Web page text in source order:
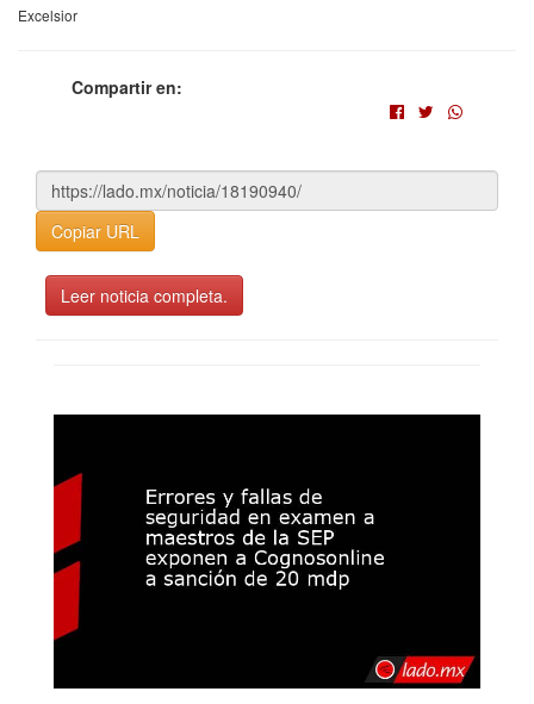
Excelsior
Compartir en:
Copiar URL
Leer noticia completa.